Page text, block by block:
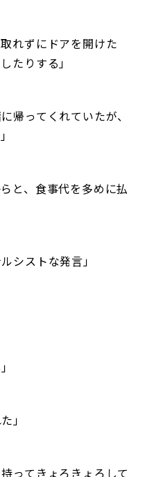
れずにドアを開けた
たりする」
帰ってくれていたが、
と、食事代を多めに払
シストな発言」
」
ってきょろきょろして